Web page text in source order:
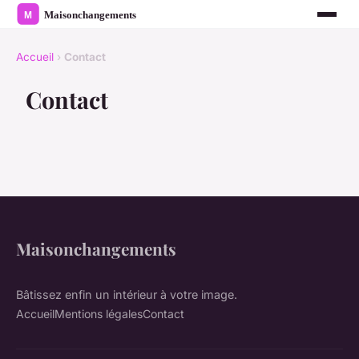
Accueil › Contact
Contact
Maisonchangements
Bâtissez enfin un intérieur à votre image.
AccueilMentions légalesContact